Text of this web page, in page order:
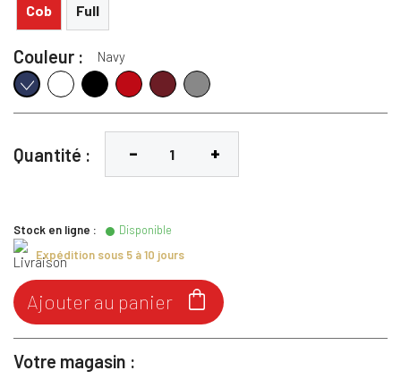
Cob Full
Couleur : Navy
Navy Blanc Noir RougeBordeauxGris
Quantité :
Stock en ligne :
Disponible
Expédition sous 5 à 10 jours

Ajouter au panier
Votre magasin :